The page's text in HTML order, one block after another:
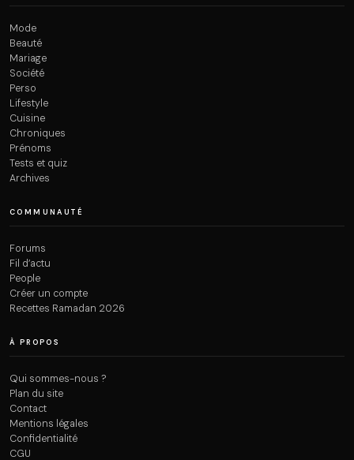
Mode
Beauté
Mariage
Société
Perso
Lifestyle
Cuisine
Chroniques
Prénoms
Tests et quiz
Archives
COMMUNAUTÉ
Forums
Fil d’actu
People
Créer un compte
Recettes Ramadan 2026
À PROPOS
Qui sommes-nous ?
Plan du site
Contact
Mentions légales
Confidentialité
CGU